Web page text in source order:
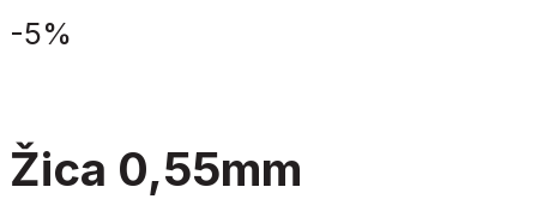
-5%
žica 0,55mm